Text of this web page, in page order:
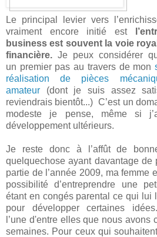
Le principal levier vers
vraiment encore initié est
business est souvent la voie
financière. Je peux considérer
un premier pas au travers de mon
réalisation de pièces
amateur (dont je suis assez
reviendrais bientôt...) C’est un
modeste je pense, même si
développement ultérieurs.
Je reste donc à l’affût de
quelquechose ayant davantage de
partie de l’année 2009, ma femme
possibilité d’entreprendre une
étant en congés parental ce qui lui
pour développer certaines
l’une d'entre elles que nous avons
semaines. Pour ceux qui